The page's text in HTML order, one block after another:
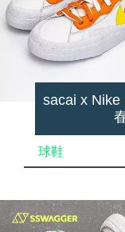
sacai x Nike
球鞋